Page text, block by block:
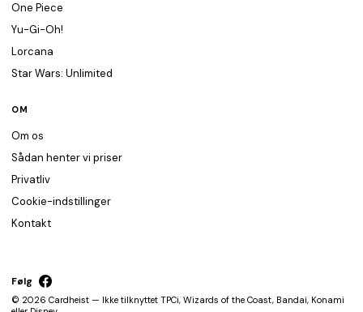
One Piece
Yu-Gi-Oh!
Lorcana
Star Wars: Unlimited
OM
Om os
Sådan henter vi priser
Privatliv
Cookie-indstillinger
Kontakt
Følg
© 2026 Cardheist — Ikke tilknyttet TPCi, Wizards of the Coast, Bandai, Konami